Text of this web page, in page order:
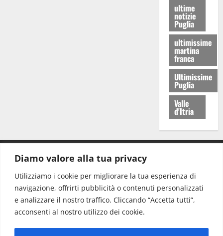
Diamo valore alla tua privacy
Utilizziamo i cookie per migliorare la tua esperienza di
navigazione, offrirti pubblicità o contenuti personalizzati
e analizzare il nostro traffico. Cliccando “Accetta tutti”,
acconsenti al nostro utilizzo dei cookie.
ultime
notizie
Puglia
ultimissime
martina
franca
Ultimissime
Puglia
Valle
d'Itria
Redazione: redazione@www.martinasera.it
Direttore:direttore@www.martinasera.it
Info & Commerciale:info@www.martinasera.it